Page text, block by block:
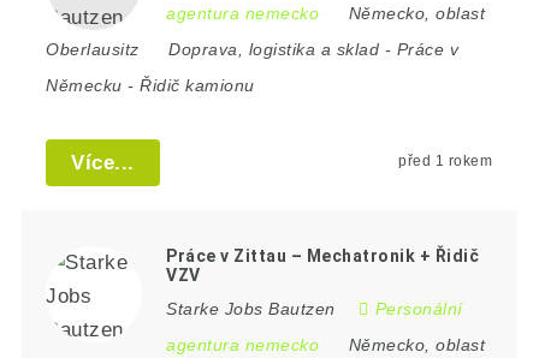
agentura nemecko
Německo ,oblast
Oberlausitz
Doprava, logistika a sklad - Práce v
Německu -Řidič kamionu
Více... před 1 rokem
Práce v Zittau – Mechatronik + Řidič
VZV
Starke Jobs Bautzen
Personální
agentura nemecko
Německo ,oblast